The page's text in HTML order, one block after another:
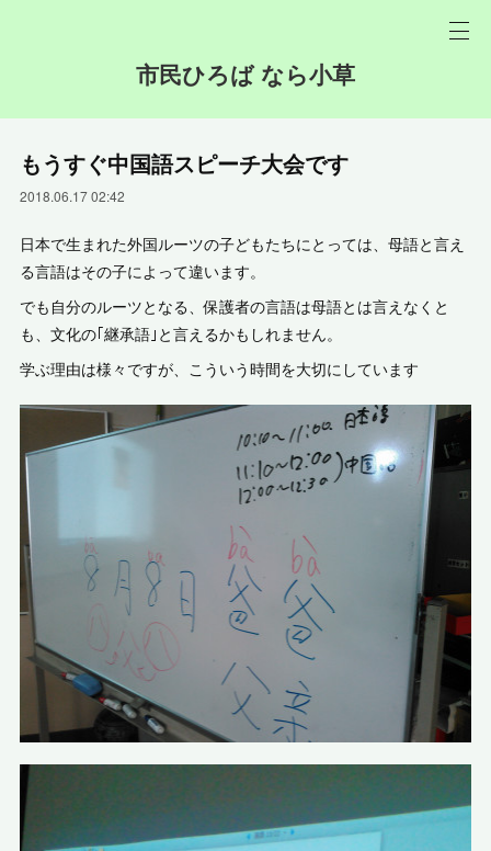
市民ひろば なら小草
もうすぐ中国語スピーチ大会です
2018.06.17 02:42
日本で生まれた外国ルーツの子どもたちにとっては、母語と言え
る言語はその子によって違います。
でも自分のルーツとなる、保護者の言語は母語とは言えなくと
も、文化の｢継承語｣と言えるかもしれません。
学ぶ理由は様々ですが、こういう時間を大切に しています